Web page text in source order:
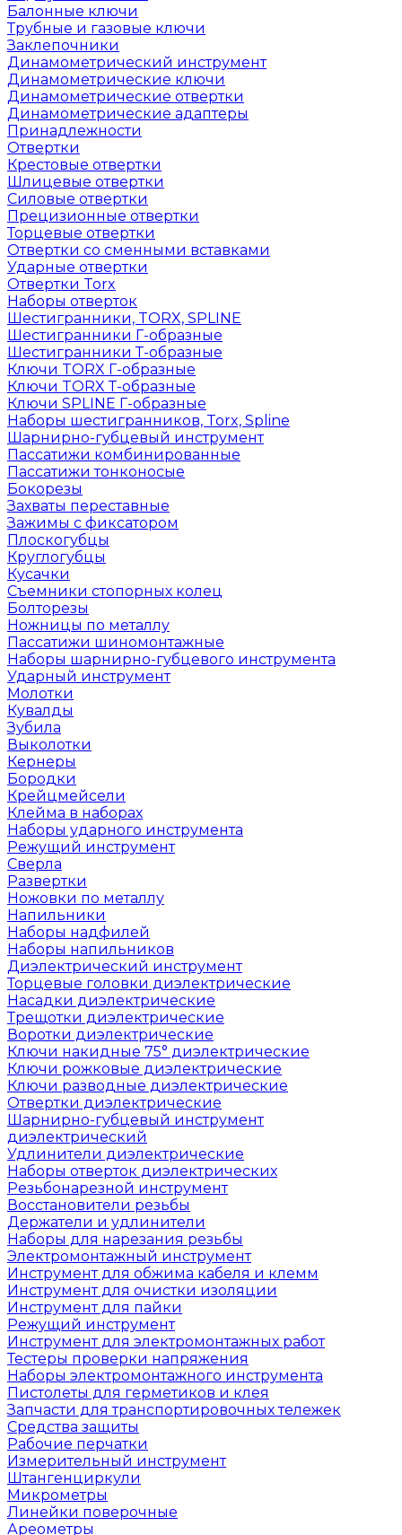
Балонные ключи
Трубные и газовые ключи
Заклепочники
Динамометрический инструмент
Динамометрические ключи
Динамометрические отвертки
Динамометрические адаптеры
Принадлежности
Отвертки
Крестовые отвертки
Шлицевые отвертки
Силовые отвертки
Прецизионные отвертки
Торцевые отвертки
Отвертки со сменными вставками
Ударные отвертки
Отвертки Torx
Наборы отверток
Шестигранники, TORX, SPLINE
Шестигранники Г-образные
Шестигранники Т-образные
Ключи TORX Г-образные
Ключи TORX Т-образные
Ключи SPLINE Г-образные
Наборы шестигранников, Torx, Spline
Шарнирно-губцевый инструмент
Пассатижи комбинированные
Пассатижи тонконосые
Бокорезы
Захваты переставные
Зажимы с фиксатором
Плоскогубцы
Круглогубцы
Кусачки
Съемники стопорных колец
Болторезы
Ножницы по металлу
Пассатижи шиномонтажные
Наборы шарнирно-губцевого инструмента
Ударный инструмент
Молотки
Кувалды
Зубила
Выколотки
Кернеры
Бородки
Крейцмейсели
Клейма в наборах
Наборы ударного инструмента
Режущий инструмент
Сверла
Развертки
Ножовки по металлу
Напильники
Наборы надфилей
Наборы напильников
Диэлектрический инструмент
Торцевые головки диэлектрические
Насадки диэлектрические
Трещотки диэлектрические
Воротки диэлектрические
Ключи накидные 75° диэлектрические
Ключи рожковые диэлектрические
Ключи разводные диэлектрические
Отвертки диэлектрические
Шарнирно-губцевый инструмент
диэлектрический
Удлинители диэлектрические
Наборы отверток диэлектрических
Резьбонарезной инструмент
Восстановители резьбы
Держатели и удлинители
Наборы для нарезания резьбы
Электромонтажный инструмент
Инструмент для обжима кабеля и клемм
Инструмент для очистки изоляции
Инструмент для пайки
Режущий инструмент
Инструмент для электромонтажных работ
Тестеры проверки напряжения
Наборы электромонтажного инструмента
Пистолеты для герметиков и клея
Запчасти для транспортировочных тележек
Средства защиты
Рабочие перчатки
Измерительный инструмент
Штангенциркули
Микрометры
Линейки поверочные
Ареометры